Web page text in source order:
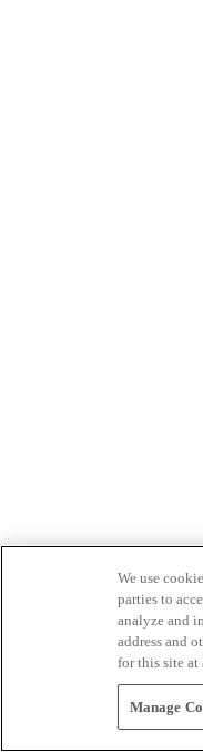
We use
parties to
analyze and
address and
for this site
Manage